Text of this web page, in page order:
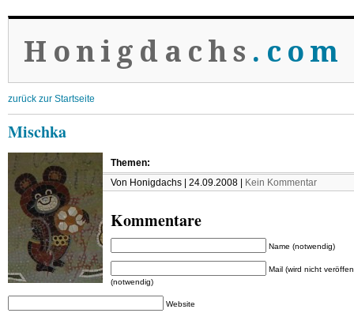
Honigdachs .com
zurück zur Startseite
Mischka
Themen:
Von Honigdachs | 24.09.2008 |
Kein Kommentar
Kommentare
Name (notwendig)
Mail (wird nicht
(notwendig)
Website